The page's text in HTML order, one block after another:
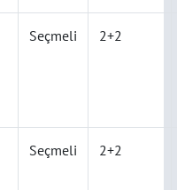
Seçmeli 2+2
Seçmeli 2+2